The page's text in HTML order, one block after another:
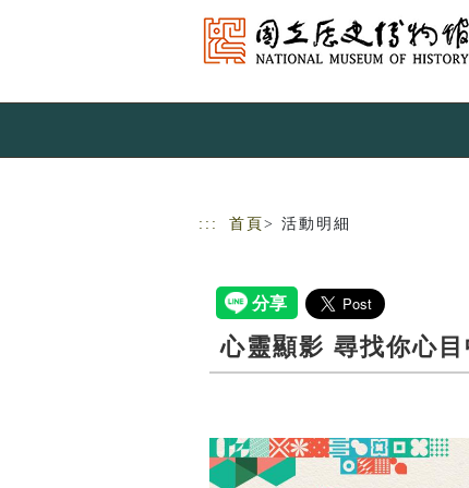
::: 首頁 > 活動明細
心靈顯影 尋找你心